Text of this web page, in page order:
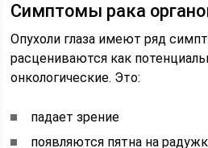
Симптомы рака
Опухоли глаза имеют ряд
расцениваются как
онкологические. Это:
падает зрение
появляются пятна на